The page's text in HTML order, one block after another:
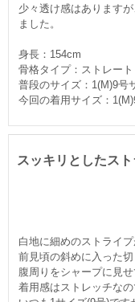
少々透け感はあります
ました。
身長：154cm
骨格タイプ：ストレート
普段のサイズ：1(M)9号
今回の着用サイズ：
スッキリとしたス
白地に細めのストライ
前見頃の斜めに入った
腹周りをシャープに見せ
着用感はストレッチな